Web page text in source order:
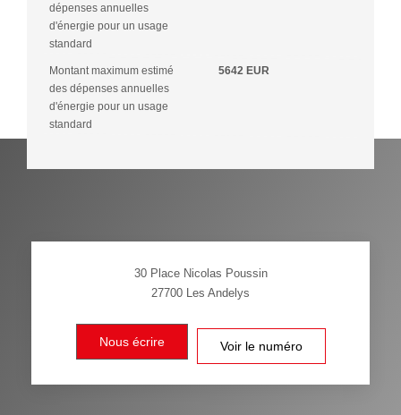
dépenses annuelles
d'énergie pour un usage
standard
Montant maximum estimé
des dépenses annuelles
d'énergie pour un usage
standard
5642 EUR
30 Place Nicolas Poussin
27700 Les Andelys
Nous écrire Voir le numéro